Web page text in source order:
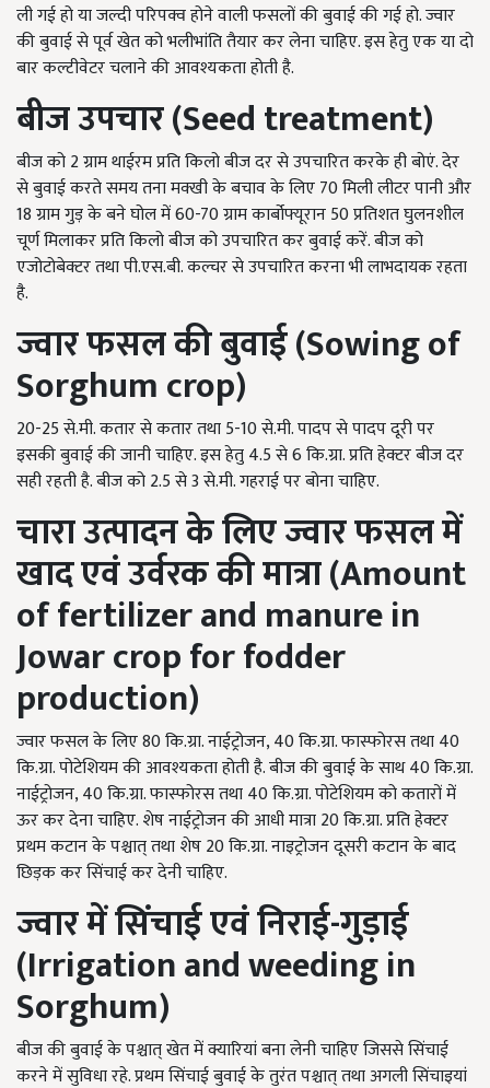
ली गई हो या जल्दी परिपक्व होने वाली फसलों की बुवाई की गई हो. ज्वार
की बुवाई से पूर्व खेत को भलीभांति तैयार कर लेना चाहिए. इस हेतु एक या दो
बार कल्टीवेटर चलाने की आवश्यकता होती है.
बीज उपचार(Seed treatment)
बीज को 2 ग्राम थाईरम प्रति किलो बीज दर से उपचारित करके ही बोएं. देर
से बुवाई करते समय तना मक्खी के बचाव के लिए 70 मिली लीटर पानी और
18 ग्राम गुड़ के बने घोल में 60-70 ग्राम कार्बोफ्यूरान 50 प्रतिशत घुलनशील
चूर्ण मिलाकर प्रति किलो बीज को उपचारित कर बुवाई करें. बीज को
एजोटोबेक्टर तथा पी.एस.बी. कल्चर से उपचारित करना भी लाभदायक रहता
है.
ज्वार फसल की बुवाई(Sowing of
Sorghum crop)
20-25 से.मी. कतार से कतार तथा 5-10 से.मी. पादप से पादप दूरी पर
इसकी बुवाई की जानी चाहिए. इस हेतु 4.5 से 6 कि.ग्रा. प्रति हेक्टर बीज दर
सही रहती है. बीज को 2.5 से 3 से.मी. गहराई पर बोना चाहिए.
चारा उत्पादन के लिए ज्वार फसल में
खाद एवं उर्वरक की मात्रा(Amount
of fertilizer and manure in
Jowar crop for fodder
production)
ज्वार फसल के लिए 80 कि.ग्रा. नाईट्रोजन, 40 कि.ग्रा. फास्फोरस तथा 40
कि.ग्रा. पोटेशियम की आवश्यकता होती है. बीज की बुवाई के साथ 40 कि.ग्रा.
नाईट्रोजन, 40 कि.ग्रा. फास्फोरस तथा 40 कि.ग्रा. पोटेशियम को कतारों में
ऊर कर देना चाहिए. शेष नाईट्रोजन की आधी मात्रा 20 कि.ग्रा. प्रति हेक्टर
प्रथम कटान के पश्चात् तथा शेष 20 कि.ग्रा. नाइट्रोजन दूसरी कटान के बाद
छिड़क कर सिंचाई कर देनी चाहिए.
ज्वार में सिंचाई एवं निराई-गुड़ाई
(Irrigation and weeding in
Sorghum)
बीज की बुवाई के पश्चात् खेत में क्यारियां बना लेनी चाहिए जिससे सिंचाई
करने में सुविधा रहे. प्रथम सिंचाई बुवाई के तुरंत पश्चात् तथा अगली सिंचाइयां